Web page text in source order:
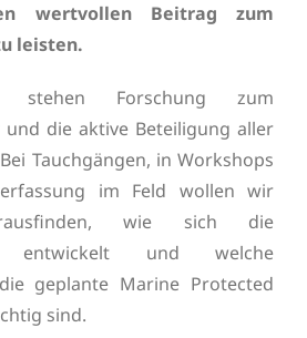
wertvollen Beitrag zum
leisten.
stehen Forschung zum
und die aktive Beteiligung aller
Tauchgängen, in Workshops
im Feld wollen wir
wie sich die
entwickelt und welche
geplante Marine Protected
sind.